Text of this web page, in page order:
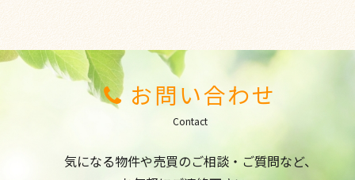
お問い合わせ
Contact
気になる物件や売買のご相談・ご質問など、